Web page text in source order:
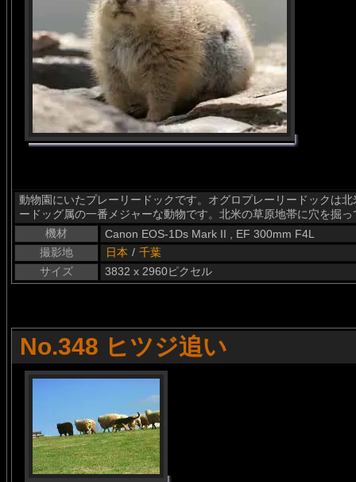
動物園にいたプレーリードックです。オグロプレーリードックは
ードッグ属の一番メジャーな動物です。北米の草原地帯に穴を掘
機材
Canon EOS-1Ds Mark II , EF 300mm F4L
撮影地
日本 / 千葉
サイズ
3832 x 2960ピクセル
No.348 ヒツジ追い